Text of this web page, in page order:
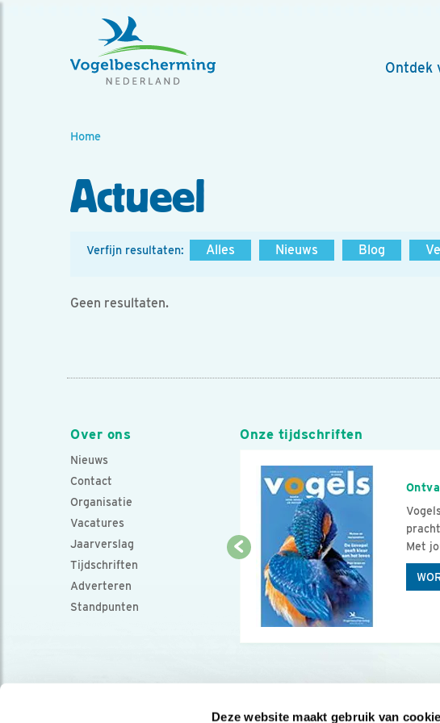
Deze website maakt gebruik van
Ontdek
Home
Actueel
Verfijn resultaten: Alles Nieuws Blog
Geen resultaten.
Over ons
Nieuws
Contact
Organisatie
Vacatures
Jaarverslag
Tijdschriften
Adverteren
Standpunten
Onze tijdschriften
Met